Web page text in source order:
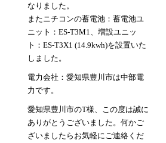
なりました。
またニチコンの蓄電池：蓄電池ユ
ニット：ES-T3M1、増設ユニッ
ト：ES-T3X1 (14.9kwh)を設置いた
しました。
電力会社：愛知県豊川市は中部電
力です。
愛知県豊川市のT様、この度は誠に
ありがとうございました。何かご
ざいましたらお気軽にご連絡くだ